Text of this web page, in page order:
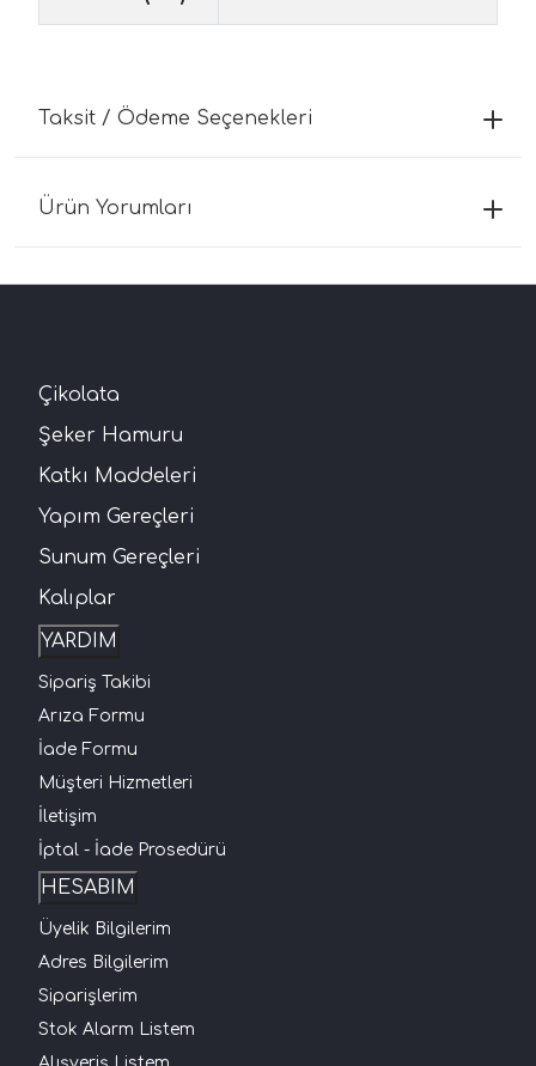
Taksit / Ödeme Seçenekleri
Ürün Yorumları
Çikolata
Şeker Hamuru
Katkı Maddeleri
Yapım Gereçleri
Sunum Gereçleri
Kalıplar
YARDIM
Sipariş Takibi
Arıza Formu
İade Formu
Müşteri Hizmetleri
İletişim
İptal - İade Prosedürü
HESABIM
Üyelik Bilgilerim
Adres Bilgilerim
Siparişlerim
Stok Alarm Listem